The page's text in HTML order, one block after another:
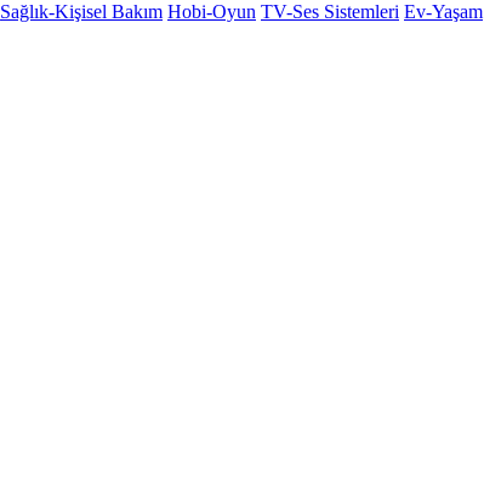
Sağlık-Kişisel Bakım Hobi-Oyun TV-Ses Sistemleri Ev-Yaşam